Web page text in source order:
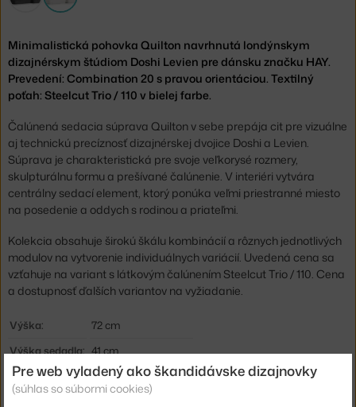
Minimalistická pohovka Quilton navrhnutá londýnskym
dizajnérskym štúdiom Doshi Levien pre dánsku značku HAY.
Prevedení: Combination 20 s pravou orientáciou. Textilný
poťah: Steelcut Trio / 110 v bielej farbe.
Čalúnená sedacia súprava Quilton v sebe prepája cit pre vizuálne
aj technickú precíznosť dizajnérskej dvojice Doshi a Levien.
Súprava je charakteristická pre svoje veľkorysé rozmery,
skulpturálnu formu a prešívané čalúnenie. V interiéri vytvára
centrálny sedací element, ktorý ponúka veľmi priestranné miesto
na posedenie a oddych s rodinou a priateľmi.
Kolekcia obsahuje širokú škálu kombinácií a rôznych jednotlivých
modulov na vytvorenie individuálnych variácií. Uvedená cena sa
vzťahuje na variant s látkovým čalúnením Steelcut Trio / 110. Cena
a dostupnosť ďalších variantov na vyžiadanie.
Výška:
72 cm
Výška sedadla: 41 cm
Hĺbka:
143 cm
Pre web vyladený ako škandidávske dizajnovky
(súhlas so súbormi cookies)